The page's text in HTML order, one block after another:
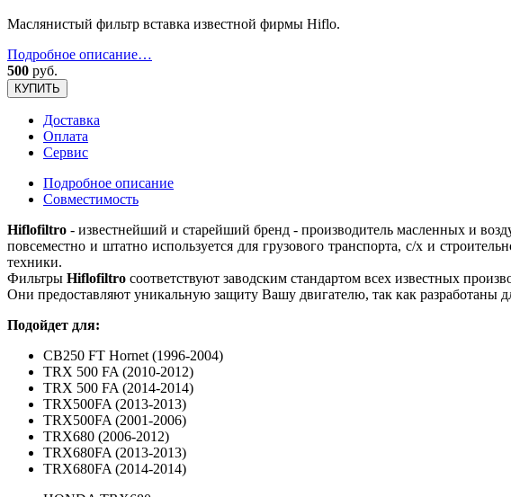
Маслянистый фильтр вставка известной фирмы Hiflo.
Подробное описание…
500 руб.
КУПИТЬ
Доставка
Оплата
Сервис
Подробное описание
Совместимость
Hiflofiltro - известнейший и старейший бренд - производитель масленных и
повсеместно и штатно используется для грузового транспорта, с/х и
техники.
Фильтры Hiflofiltro соответствуют заводским стандартом всех известных
Они предоставляют уникальную защиту Вашу двигателю, так как разработаны
Подойдет для:
CB250 FT Hornet (1996-2004)
TRX 500 FA (2010-2012)
TRX 500 FA (2014-2014)
TRX500FA (2013-2013)
TRX500FA (2001-2006)
TRX680 (2006-2012)
TRX680FA (2013-2013)
TRX680FA (2014-2014)